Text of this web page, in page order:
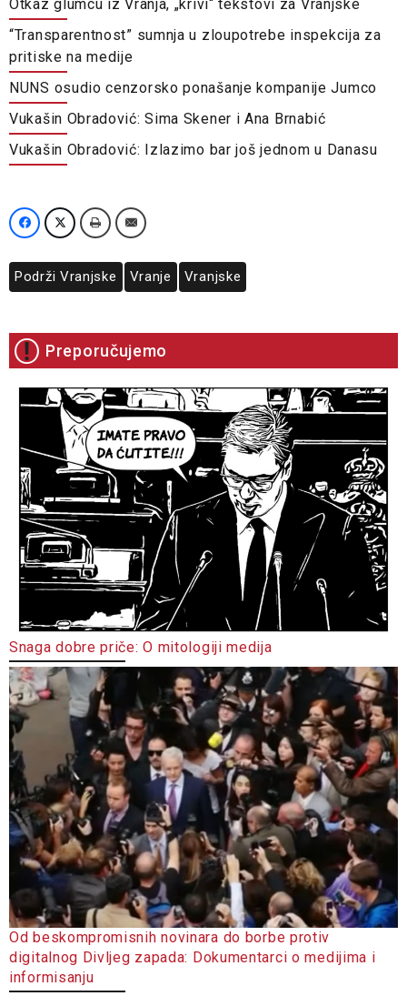
Otkaz glumcu iz Vranja, „krivi“ tekstovi za Vranjske
“Transparentnost” sumnja u zloupotrebe inspekcija za
pritiske na medije
NUNS osudio cenzorsko ponašanje kompanije Jumco
Vukašin Obradović: Sima Skener i Ana Brnabić
Vukašin Obradović: Izlazimo bar još jednom u Danasu
Podrži Vranjske Vranje Vranjske
Preporučujemo
Snaga dobre priče: O mitologiji medija
Od beskompromisnih novinara do borbe protiv
digitalnog Divljeg zapada: Dokumentarci o medijima i
informisanju